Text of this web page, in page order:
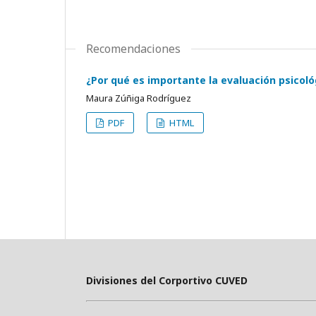
Recomendaciones
¿Por qué es importante la evaluación
Maura Zúñiga Rodríguez
PDF
HTML
Divisiones del Corportivo CUVED